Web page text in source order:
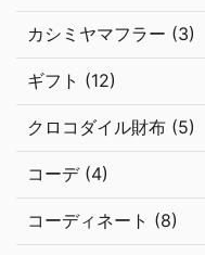
カシミヤマフラー (3)
ギフト (12)
クロコダイル財布 (5)
コーデ (4)
コーディネート (8)